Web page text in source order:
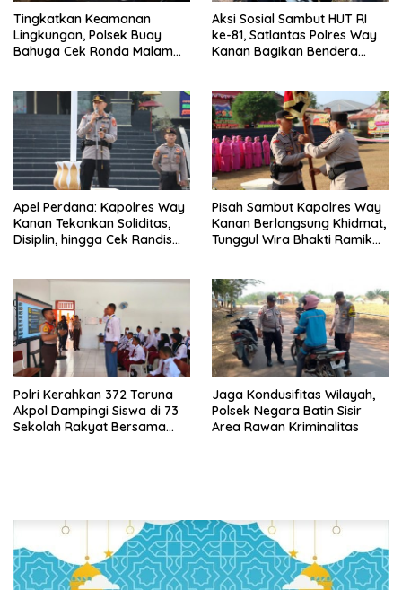
Tingkatkan Keamanan
Lingkungan, Polsek Buay
Bahuga Cek Ronda Malam
Aksi Sosial Sambut HUT RI
ke-81, Satlantas Polres Way
Kanan Bagikan Bendera
Apel Perdana: Kapolres Way
Kanan Tekankan Soliditas,
Disiplin, hingga Cek Randis
Pisah Sambut Kapolres Way
Kanan Berlangsung Khidmat,
Tunggul Wira Bhakti Ramik
Polri Kerahkan 372 Taruna
Akpol Dampingi Siswa di 73
Sekolah Rakyat Bersama
Jaga Kondusifitas Wilayah,
Polsek Negara Batin Sisir
Area Rawan Kriminalitas